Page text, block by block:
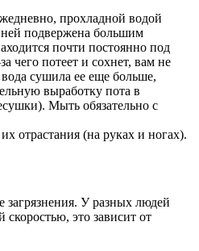
прохладной водой
подвержена большим
почти постоянно под
чего потеет и сохнет, вам не
сушила ее еще больше,
выработку пота в
Мыть обязательно с
отрастания (на руках и ногах).
У разных людей
скоростью, это зависит от